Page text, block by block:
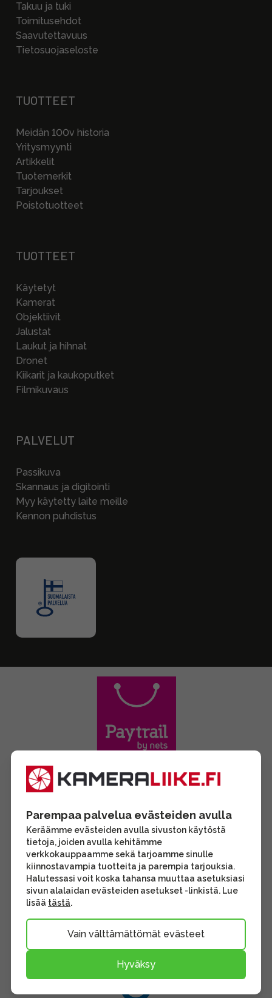
Takuu ja tuki
Toimitusehdot
Saavutettavuus
Tietosuojaseloste
TUOTTEET
Meidän 100v historia
Yritysmyynti
Artikkelit
Tuotemerkit
Tarjoukset
Poistotuotteet
TUOTTEET
Käytetyt
Kamerat
Objektiivit
Jalustat
Laukut ja hihnat
Dronet
Kiikarit ja kaukoputket
Filmikuvaus
PALVELUT
Passikuva
Skannaus ja digitointi
Myy käytetty laite meille
Kennon puhdistus
Parempaa palvelua evästeiden avulla
Keräämme evästeiden avulla sivuston käytöstä
tietoja, joiden avulla kehitämme
verkkokauppaamme sekä tarjoamme sinulle
kiinnostavampia tuotteita ja parempia tarjouksia.
Halutessasi voit koska tahansa muuttaa asetuksiasi
sivun alalaidan evästeiden asetukset -linkistä. Lue
lisää tästä.
Vain välttämättömät evästeet
Hyväksy